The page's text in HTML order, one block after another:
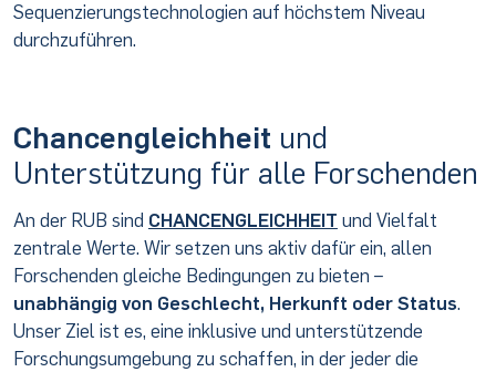
Sequenzierungstechnologien auf höchstem Niveau
durchzuführen.
Chancengleichheit und
Unterstützung für alle Forschenden
An der RUB sind CHANCENGLEICHHEIT und Vielfalt
zentrale Werte. Wir setzen uns aktiv dafür ein, allen
Forschenden gleiche Bedingungen zu bieten –
unabhängig von Geschlecht, Herkunft oder Status.
Unser Ziel ist es, eine inklusive und unterstützende
Forschungsumgebung zu schaffen, in der jeder die